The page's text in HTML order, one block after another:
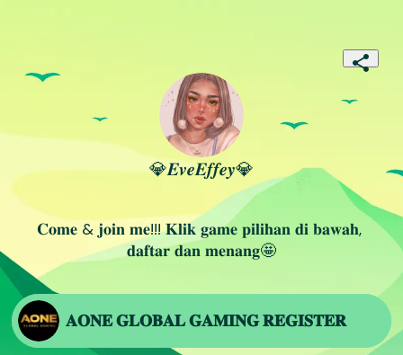
💎𝑬𝒗𝒆𝑬𝒇𝒇𝒆𝒚💎
𝐂𝐨𝐦𝐞 & 𝐣𝐨𝐢𝐧 𝐦𝐞!!! 𝐊𝐥𝐢𝐤 𝐠𝐚𝐦𝐞 𝐩𝐢𝐥𝐢𝐡𝐚𝐧 𝐝𝐢 𝐛𝐚𝐰𝐚𝐡,
𝐝𝐚𝐟𝐭𝐚𝐫 𝐝𝐚𝐧 𝐦𝐞𝐧𝐚𝐧𝐠🤩
𝐀𝐎𝐍𝐄 𝐆𝐋𝐎𝐁𝐀𝐋 𝐆𝐀𝐌𝐈𝐍𝐆 𝐑𝐄𝐆𝐈𝐒𝐓𝐄𝐑